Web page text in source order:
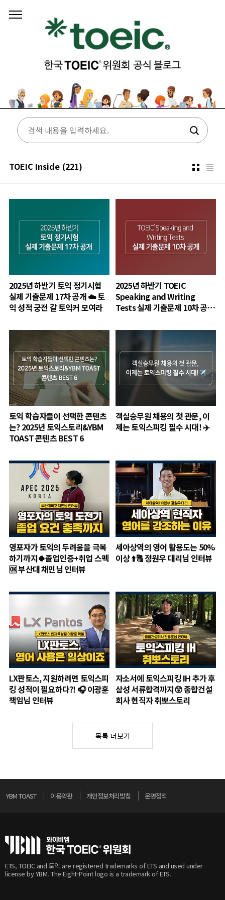
TOEIC Inside (221)
2025년 하반기 토익 정기시험
실제 기출문제 17차 공개 ☁️ 토
익 성적 궁전 갈 토익커 모여라
2025년 하반기 TOEIC
Speaking and Writing
Tests 실제 기출문제 10차 공개
토익 학습자들이 선택한 콘텐츠
는? 2025년 토익스토리&YBM
TOAST 콘텐츠 BEST 6
객실승무원 채용의 첫 관문, 이
제는 토익스피킹 필수 시대! ✈️
영포자가 토익의 두려움을 극복
하기까지🍀졸업인증+취업 스펙
🆗 부산대 채민님 인터뷰
세아상역의 영어 활용도는 50%
이상 ⬆️🔠 정원우 대리님 인터뷰
LX판토스, 지원하려면 토익스피
킹 성적이 필요하다?! 🎧 이광훈
책임님 인터뷰
자소서에 토익스피킹 IH 추가 후
삼성 서류합격까지😲 종합건설
회사 현직자 취뽀스토리
목록 더보기
YBM TOAST 이용약관 개인정보처리방침 운영정책
ETS, TOEIC and 토익 are registered trademarks of ETS and used under
license by YBM. The Eight-Point logo is a trademark of ETS.